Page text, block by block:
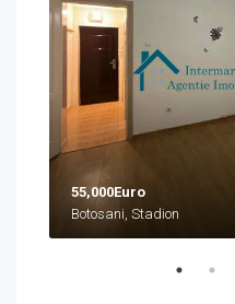
55,000Euro
Botosani, Stadion